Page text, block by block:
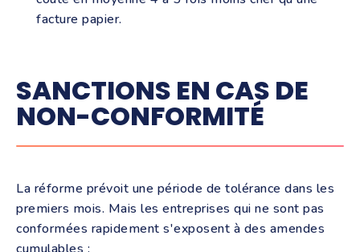
facture papier.
SANCTIONS EN CAS DE
NON-CONFORMITÉ
La réforme prévoit une période de tolérance dans les
premiers mois. Mais les entreprises qui ne sont pas
conformées rapidement s'exposent à des amendes